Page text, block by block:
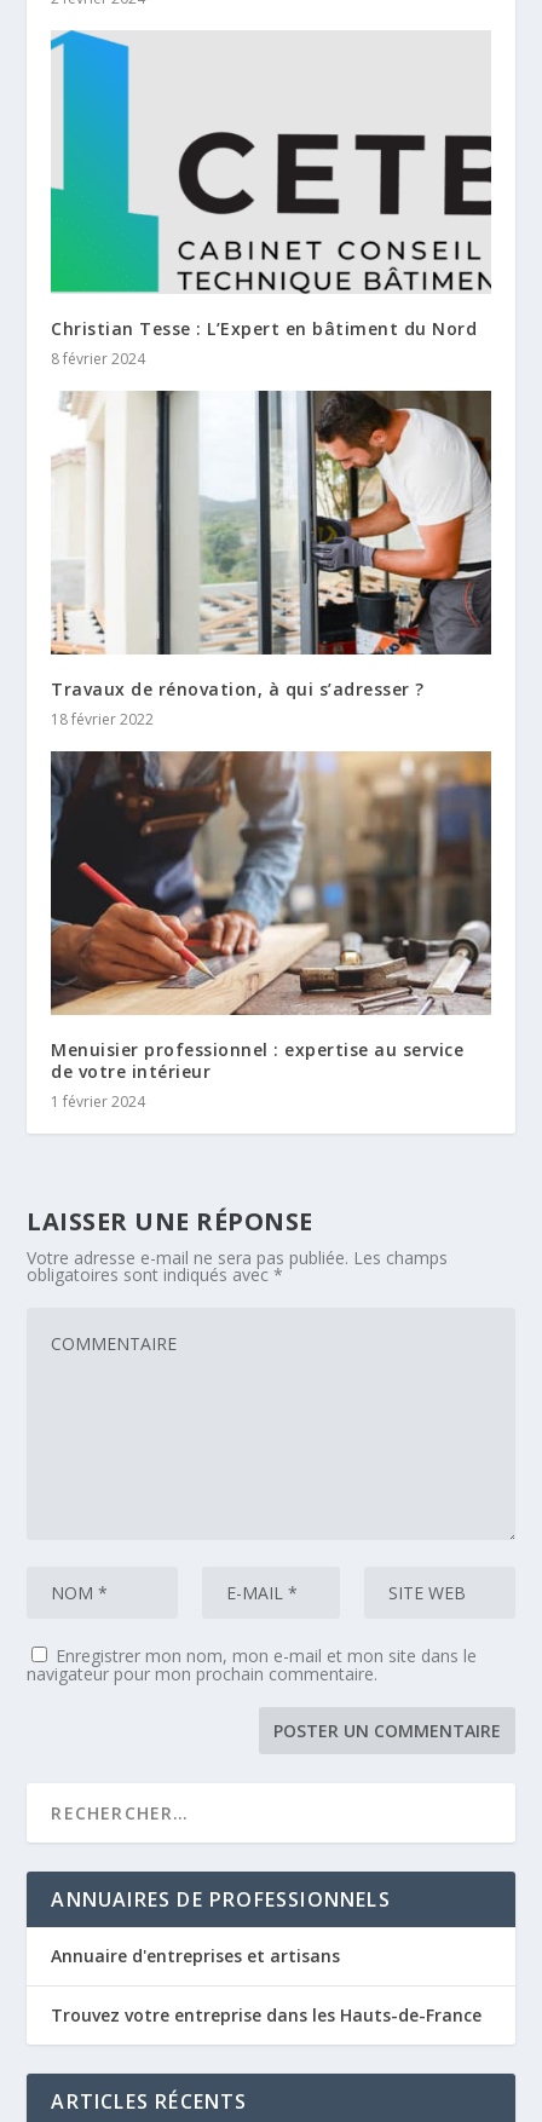
Christian Tesse : L’Expert en bâtiment du Nord
8 février 2024
Travaux de rénovation, à qui s’adresser ?
18 février 2022
Menuisier professionnel : expertise au service
de votre intérieur
1 février 2024
LAISSER UNE RÉPONSE
Votre adresse e-mail ne sera pas publiée. Les champs
obligatoires sont indiqués avec*
Enregistrer mon nom, mon e-mail et mon site dans le
navigateur pour mon prochain commentaire.
ANNUAIRES DE PROFESSIONNELS
Annuaire d'entreprises et artisans
Trouvez votre entreprise dans les Hauts-de-France
ARTICLES RÉCENTS